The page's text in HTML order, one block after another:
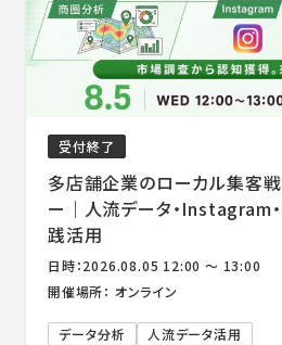
受付終了
多店舗企業のローカル集客
ー｜人流データ・Instagram
践活用
日時：2026.08.05 12:00 ～ 13:00
開催場所： オンライン
データ分析 人流データ活用